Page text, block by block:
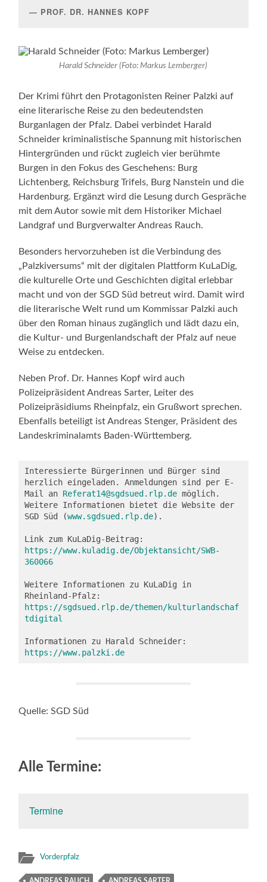
PROF. DR. HANNES KOPF
Harald Schneider (Foto: Markus Lemberger)
Der Krimi führt den Protagonisten Reiner Palzki auf
eine literarische Reise zu den bedeutendsten
Burganlagen der Pfalz. Dabei verbindet Harald
Schneider kriminalistische Spannung mit historischen
Hintergründen und rückt zugleich vier berühmte
Burgen in den Fokus des Geschehens: Burg
Lichtenberg, Reichsburg Trifels, Burg Nanstein und die
Hardenburg. Ergänzt wird die Lesung durch Gespräche
mit dem Autor sowie mit dem Historiker Michael
Landgraf und Burgverwalter Andreas Rauch.
Besonders hervorzuheben ist die Verbindung des
„Palzkiversums“ mit der digitalen Plattform KuLaDig,
die kulturelle Orte und Geschichten digital erlebbar
macht und von der SGD Süd betreut wird. Damit wird
die literarische Welt rund um Kommissar Palzki auch
über den Roman hinaus zugänglich und lädt dazu ein,
die Kultur- und Burgenlandschaft der Pfalz auf neue
Weise zu entdecken.
Neben Prof. Dr. Hannes Kopf wird auch
Polizeipräsident Andreas Sarter, Leiter des
Polizeipräsidiums Rheinpfalz, ein Grußwort sprechen.
Ebenfalls beteiligt ist Andreas Stenger, Präsident des
Landeskriminalamts Baden-Württemberg.
Interessierte Bürgerinnen und Bürger sind
herzlich eingeladen. Anmeldungen sind per E-
Mail an Referat14@sgdsued.rlp.de möglich.
Weitere Informationen bietet die Website der
SGD Süd (www.sgdsued.rlp.de).
https://www.kuladig.de/Objektansicht/SWB-
360066
Weitere Informationen zu KuLaDig in
https://sgdsued.rlp.de/themen/kulturlandschaf
tdigital
https://www.palzki.de
Quelle: SGD Süd
Alle Termine:
Termine
Vorderpfalz